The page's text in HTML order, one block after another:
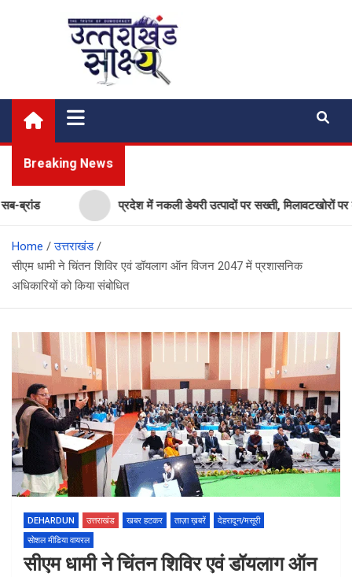
Uttarakhand Shakshya
My News Portal
Breaking News
प्रदेश में नकली डेयरी उत्पादों पर सख्ती, मिलावटखोरों पर
Home
उत्तराखंड
सीएम धामी ने चिंतन शिविर एवं डॉयलाग ऑन विजन 2047 में प्रशासनिक
अधिकारियों को किया संबोधित
DEHARDUN उत्तराखंड खबर हटकर ताज़ा ख़बरें
देहरादून/मसूरी
सोशल मीडिया वायरल
सीएम धामी ने चिंतन शिविर एवं डॉयलाग ऑन